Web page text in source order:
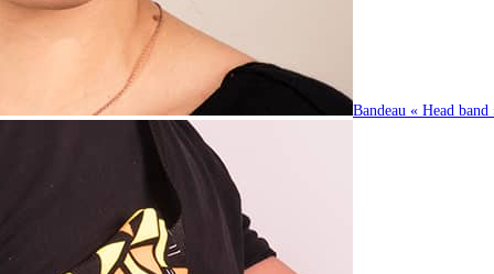
Bandeau « Head band